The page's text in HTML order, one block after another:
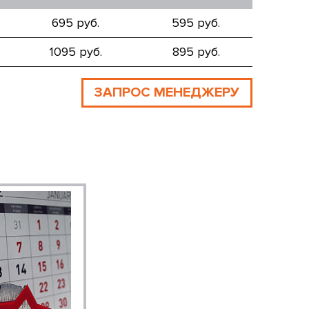
695 руб.
595 руб.
1095 руб.
895 руб.
ЗАПРОС МЕНЕДЖЕРУ